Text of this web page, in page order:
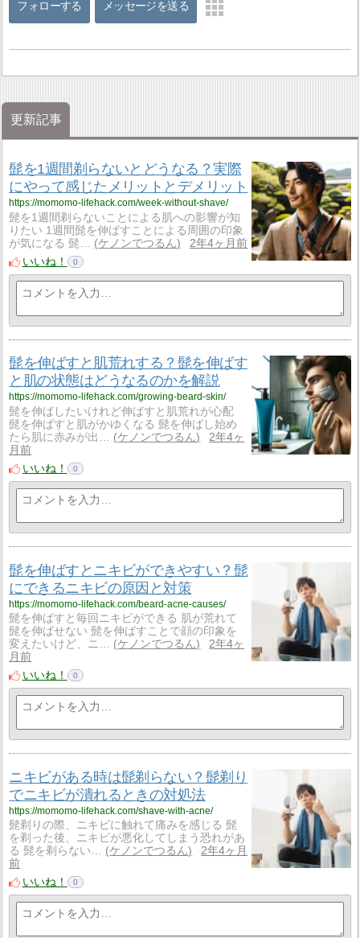
フォローする メッセージを送る
更新記事
髭を1週間剃らないとどうなる？実際
にやって感じたメリットとデメリット
https://momomo-lifehack.com/week-without-shave/
髭を1週間剃らないことによる肌への影響が知
りたい 1週間髭を伸ばすことによる周囲の印象
が気になる 髭…
ケノンでつるん
2年4ヶ月前
いいね！
0
髭を伸ばすと肌荒れする？髭を伸ばす
と肌の状態はどうなるのかを解説
https://momomo-lifehack.com/growing-beard-skin/
髭を伸ばしたいけれど伸ばすと肌荒れが心配
髭を伸ばすと肌がかゆくなる 髭を伸ばし始め
たら肌に赤みが出…
ケノンでつるん
2年4ヶ
月前
いいね！
0
髭を伸ばすとニキビができやすい？髭
にできるニキビの原因と対策
https://momomo-lifehack.com/beard-acne-causes/
髭を伸ばすと毎回ニキビができる 肌が荒れて
髭を伸ばせない 髭を伸ばすことで顔の印象を
変えたいけど、ニ…
ケノンでつるん
2年4ヶ
月前
いいね！
0
ニキビがある時は髭剃らない？髭剃り
でニキビが潰れるときの対処法
https://momomo-lifehack.com/shave-with-acne/
髭剃りの際、ニキビに触れて痛みを感じる 髭
を剃った後、ニキビが悪化してしまう恐れがあ
る 髭を剃らない…
ケノンでつるん
2年4ヶ月
前
いいね！
0